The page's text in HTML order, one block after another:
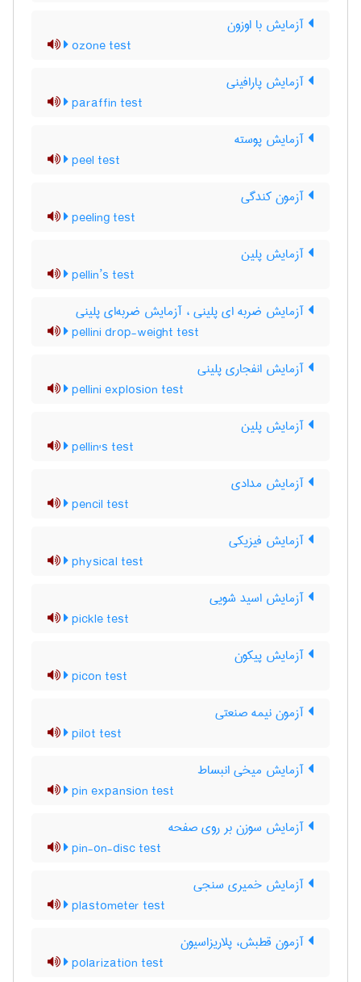
آزمایش با اوزون
ozone test
آزمایش پارافینی
paraffin test
آزمایش پوسته
peel test
آزمون کندگی
peeling test
آزمایش پلین
pellin’s test
آزمایش ضربه ای پلینی ، آزمایش ضربه‌ای پلینی
pellini drop-weight test
آزمایش انفجاری پلینی
pellini explosion test
آزمایش پلین
pellin's test
آزمایش مدادی
pencil test
آزمایش فیزیکی
physical test
آزمایش اسید شویی
pickle test
آزمایش پیکون
picon test
آزمون نیمه صنعتی
pilot test
آزمایش میخی انبساط
pin expansion test
آزمایش سوزن بر روی صفحه
pin-on-disc test
آزمایش خمیری سنجی
plastometer test
آزمون قطبش، پلاریزاسیون
polarization test